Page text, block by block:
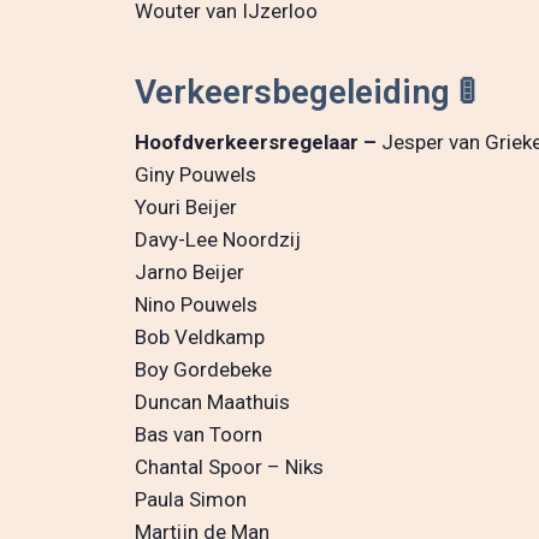
Wouter van IJzerloo
Verkeersbegeleiding 🚦
Hoofdverkeersregelaar – Jesper van
Giny Pouwels
Youri Beijer
Davy-Lee Noordzij
Jarno Beijer
Nino Pouwels
Bob Veldkamp
Boy Gordebeke
Duncan Maathuis
Bas van Toorn
Chantal Spoor – Niks
Paula Simon
Martijn de Man